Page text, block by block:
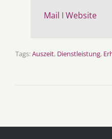
Mail I Website
Tags:Auszeit, Dienstleistung,